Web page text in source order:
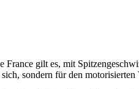
gilt es, mit
sondern für den